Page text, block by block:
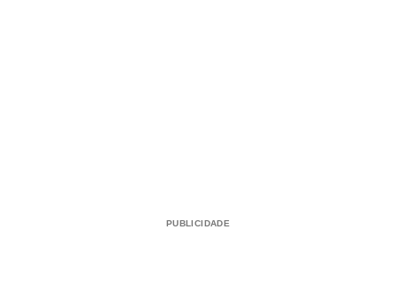
PUBLICIDADE